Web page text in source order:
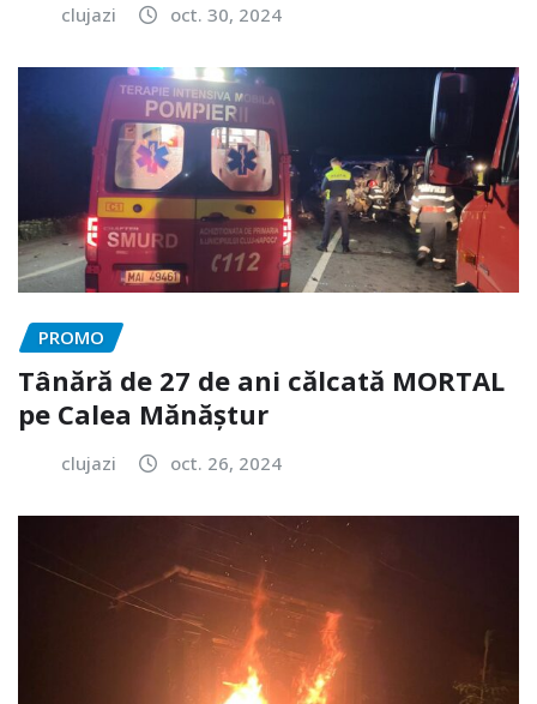
clujazi oct. 30, 2024
PROMO
Tânără de 27 de ani călcată MORTAL
pe Calea Mănăștur
clujazi oct. 26, 2024